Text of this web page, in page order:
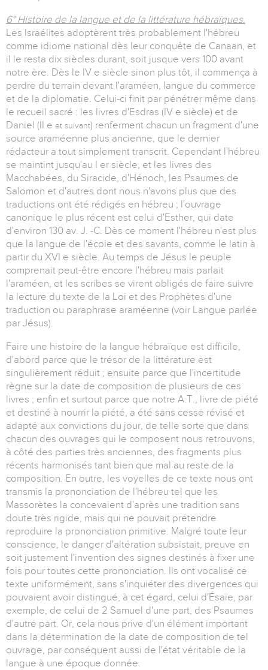
6° Histoire de la langue et de la littérature hébraïques.
Les Israélites adoptèrent très probablement l'hébreu
comme idiome national dès leur conquête de Canaan, et
il le resta dix siècles durant, soit jusque vers 100 avant
notre ère. Dès le IV e siècle sinon plus tôt, il commença à
perdre du terrain devant l'araméen, langue du commerce
et de la diplomatie. Celui-ci finit par pénétrer même dans
le recueil sacré : les livres d'Esdras (IV e siècle) et de
Daniel (II e et suivant) renferment chacun un fragment d'une
source araméenne plus ancienne, que le dernier
rédacteur a tout simplement transcrit. Cependant l'hébreu
se maintint jusqu'au I er siècle, et les livres des
Macchabées, du Siracide, d'Hénoch, les Psaumes de
Salomon et d'autres dont nous n'avons plus que des
traductions ont été rédigés en hébreu ; l'ouvrage
canonique le plus récent est celui d'Esther, qui date
d'environ 130 av. J. -C. Dès ce moment l'hébreu n'est plus
que la langue de l'école et des savants, comme le latin à
partir du XVI e siècle. Au temps de Jésus le peuple
comprenait peut-être encore l'hébreu mais parlait
l'araméen, et les scribes se virent obligés de faire suivre
la lecture du texte de la Loi et des Prophètes d'une
traduction ou paraphrase araméenne (voir Langue parlée
par Jésus).
Faire une histoire de la langue hébraïque est difficile,
d'abord parce que le trésor de la littérature est
singulièrement réduit ; ensuite parce que l'incertitude
règne sur la date de composition de plusieurs de ces
livres ; enfin et surtout parce que notre A.T., livre de piété
et destiné à nourrir la piété, a été sans cesse révisé et
adapté aux convictions du jour, de telle sorte que dans
chacun des ouvrages qui le composent nous retrouvons,
à côté des parties très anciennes, des fragments plus
récents harmonisés tant bien que mal au reste de la
composition. En outre, les voyelles de ce texte nous ont
transmis la prononciation de l'hébreu tel que les
Massorètes la concevaient d'après une tradition sans
doute très rigide, mais qui ne pouvait prétendre
reproduire la prononciation primitive. Malgré toute leur
conscience, le danger d'altération subsistait, preuve en
soit justement l'invention des signes destinés à fixer une
fois pour toutes cette prononciation. Ils ont vocalisé ce
texte uniformément, sans s'inquiéter des divergences qui
pouvaient avoir distingué, à cet égard, celui d'Ésaïe, par
exemple, de celui de 2 Samuel d'une part, des Psaumes
d'autre part. Or, cela nous prive d'un élément important
dans la détermination de la date de composition de tel
ouvrage, par conséquent aussi de l'état véritable de la
langue à une époque donnée.